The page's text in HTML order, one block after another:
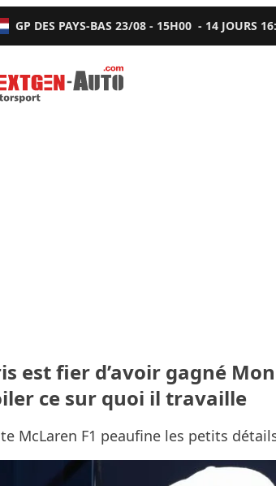
GP DES PAYS-BAS 23/08 - 15H00 - 14 JOURS 16
Auto.com
est fier d’avoir gagné
ce sur quoi il travaille
McLaren F1 peaufine les petits